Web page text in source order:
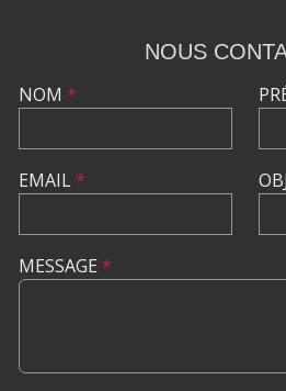
NOUS
NOM *
EMAIL*
MESSAGE *